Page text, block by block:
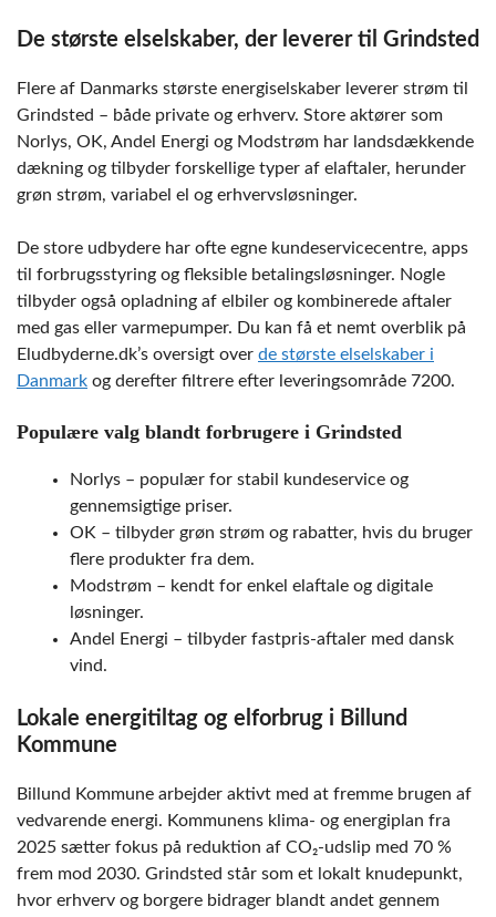
De største elselskaber, der leverer til Grindsted
Flere af Danmarks største energiselskaber leverer strøm til
Grindsted – både private og erhverv. Store aktører som
Norlys, OK, Andel Energi og Modstrøm har landsdækkende
dækning og tilbyder forskellige typer af elaftaler, herunder
grøn strøm, variabel el og erhvervsløsninger.
De store udbydere har ofte egne kundeservicecentre, apps
til forbrugsstyring og fleksible betalingsløsninger. Nogle
tilbyder også opladning af elbiler og kombinerede aftaler
med gas eller varmepumper. Du kan få et nemt overblik på
Eludbyderne.dk’s oversigt over de største elselskaber i
Danmark og derefter filtrere efter leveringsområde 7200.
Populære valg blandt forbrugere i Grindsted
Norlys – populær for stabil kundeservice og
gennemsigtige priser.
OK – tilbyder grøn strøm og rabatter, hvis du bruger
flere produkter fra dem.
Modstrøm – kendt for enkel elaftale og digitale
løsninger.
Andel Energi – tilbyder fastpris-aftaler med dansk
vind.
Lokale energitiltag og elforbrug i Billund
Kommune
Billund Kommune arbejder aktivt med at fremme brugen af
vedvarende energi. Kommunens klima- og energiplan fra
2025 sætter fokus på reduktion af CO₂-udslip med 70 %
frem mod 2030. Grindsted står som et lokalt knudepunkt,
hvor erhverv og borgere bidrager blandt andet gennem